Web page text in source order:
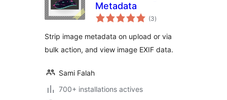
Metadata
(3notes
en
)
Strip image metadata on upload or via
bulk action, and view image EXIF data.
Sami Falah
700+ installations actives